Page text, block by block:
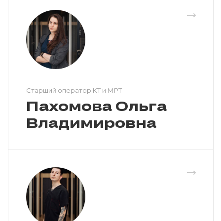
Cтарший оператор КТ и МРТ
Пахомова Ольга
Владимировна